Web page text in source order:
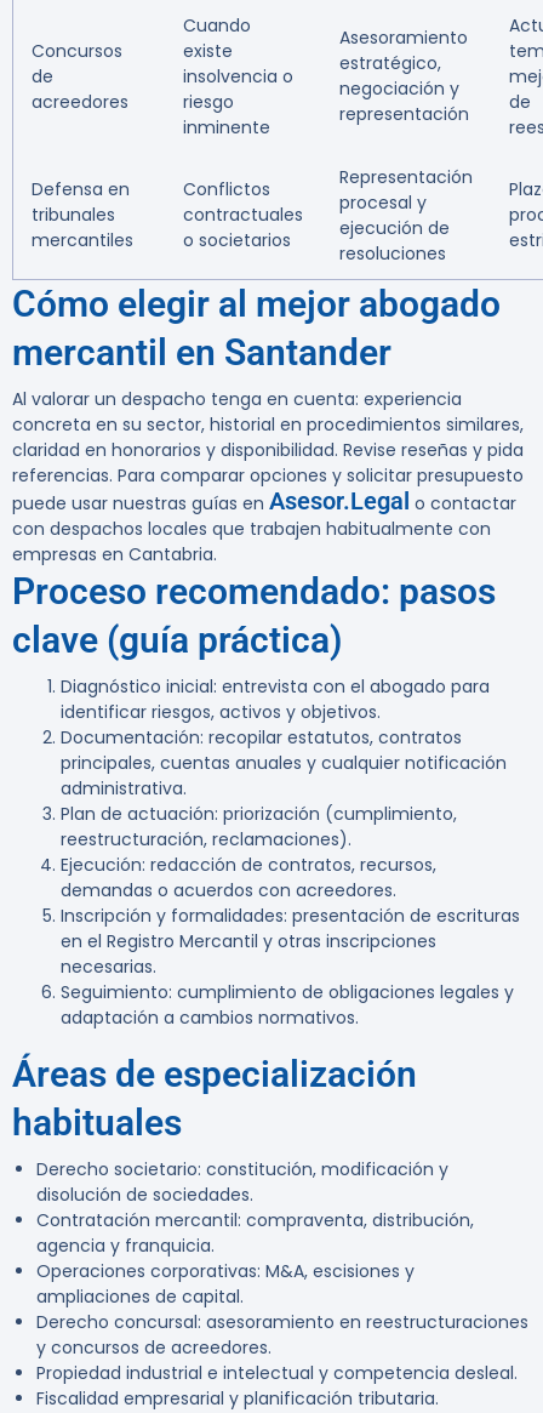
Concursos
de
acreedores
Cuando
existe
insolvencia o
riesgo
inminente
Asesoramiento
estratégico,
negociación y
representación
de
Defensa en
tribunales
mercantiles
Conflictos
contractuales
o societarios
Representación
procesal y
ejecución de
resoluciones
Cómo elegir al mejor abogado
mercantil en Santander
Al valorar un despacho tenga en cuenta: experiencia
concreta en su sector, historial en procedimientos similares,
claridad en honorarios y disponibilidad. Revise reseñas y pida
referencias. Para comparar opciones y solicitar presupuesto
puede usar nuestras guías en Asesor.Legal o contactar
con despachos locales que trabajen habitualmente con
empresas en Cantabria.
Proceso recomendado: pasos
clave (guía práctica)
Diagnóstico inicial: entrevista con el abogado para
identificar riesgos, activos y objetivos.
Documentación: recopilar estatutos, contratos
principales, cuentas anuales y cualquier notificación
administrativa.
Plan de actuación: priorización (cumplimiento,
reestructuración, reclamaciones).
Ejecución: redacción de contratos, recursos,
demandas o acuerdos con acreedores.
Inscripción y formalidades: presentación de escrituras
en el Registro Mercantil y otras inscripciones
necesarias.
Seguimiento: cumplimiento de obligaciones legales y
adaptación a cambios normativos.
Áreas de especialización
habituales
Derecho societario: constitución, modificación y
disolución de sociedades.
Contratación mercantil: compraventa, distribución,
agencia y franquicia.
Operaciones corporativas: M&A, escisiones y
ampliaciones de capital.
Derecho concursal: asesoramiento en reestructuraciones
y concursos de acreedores.
Propiedad industrial e intelectual y competencia desleal.
Fiscalidad empresarial y planificación tributaria.